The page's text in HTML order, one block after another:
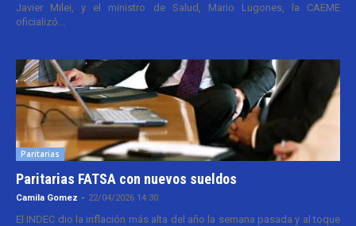
Javier Milei, y el ministro de Salud, Mario Lugones, la CAEME
oficializó...
Paritarias
Paritarias FATSA con nuevos sueldos
Camila Gomez - 22/04/2026 14:30
El INDEC dio la inflación más alta del año la semana pasada y al toque